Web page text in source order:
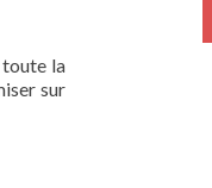
toute la
sur